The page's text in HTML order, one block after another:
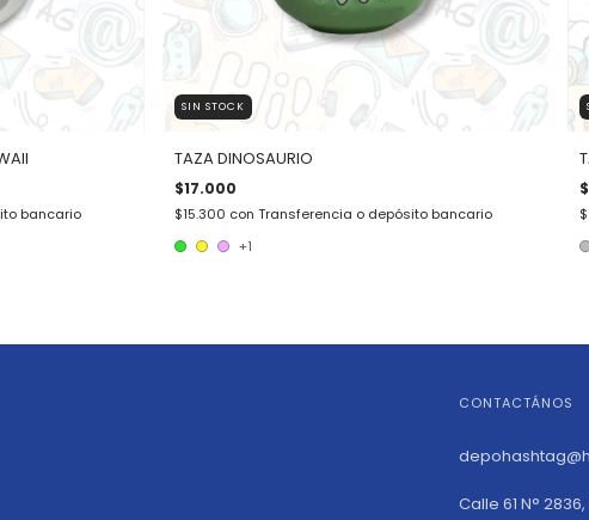
bancario
SIN STOCK
TAZA DINOSAURIO
$17.000
$15.300 con Transferencia o depósito bancario
+1
CONTACTÁNOS
Calle 61 N°